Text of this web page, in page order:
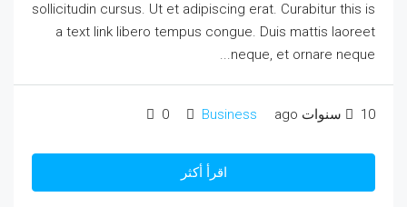
sollicitudin cursus. Ut et adipiscing erat. Curabitur this is
a text link libero tempus congue. Duis mattis laoreet
neque, et ornare neque...
10 سنوات ago Business
0
اقرأ أكثر